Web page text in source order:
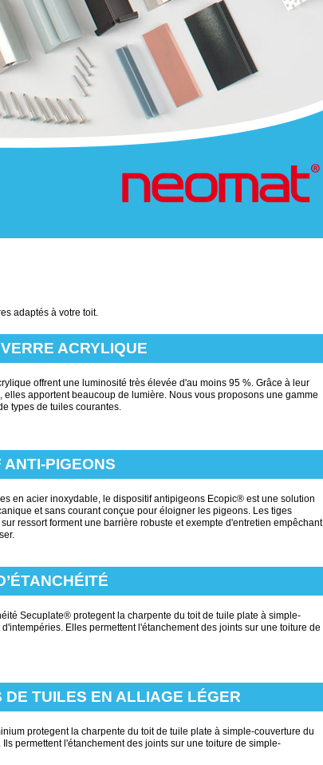
adaptés à votre toit.
ACRYLIQUE
offrent une luminosité très élevée d'au moins 95 %. Grâce à leur
elles apportent beaucoup de lumière. Nous vous proposons une gamme
types de tuiles courantes.
ANTI-PIGEONS
en acier inoxydable, le dispositif antipigeons Ecopic® est une solution
et sans courant conçue pour éloigner les pigeons. Les tiges
ressort forment une barrière robuste et exempte d'entretien empêchant
Secuplate® protegent la charpente du toit de tuile plate à simple-
Elles permettent l'étanchement des joints sur une toiture de
DE TUILES EN ALLIAGE LÉGER
protegent la charpente du toit de tuile plate à simple-couverture du
permettent l'étanchement des joints sur une toiture de simple-